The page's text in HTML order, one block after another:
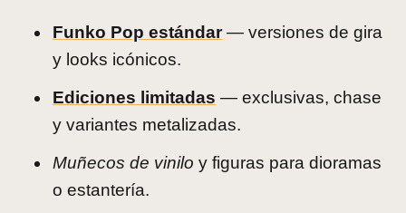
Funko Pop estándar— versiones de gira
y looks icónicos.
Ediciones limitadas — exclusivas, chase
y variantes metalizadas.
Muñecos de vinilo y figuras para dioramas
o estantería.